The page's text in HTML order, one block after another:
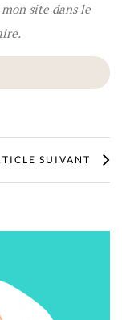
site dans le
SUIVANT